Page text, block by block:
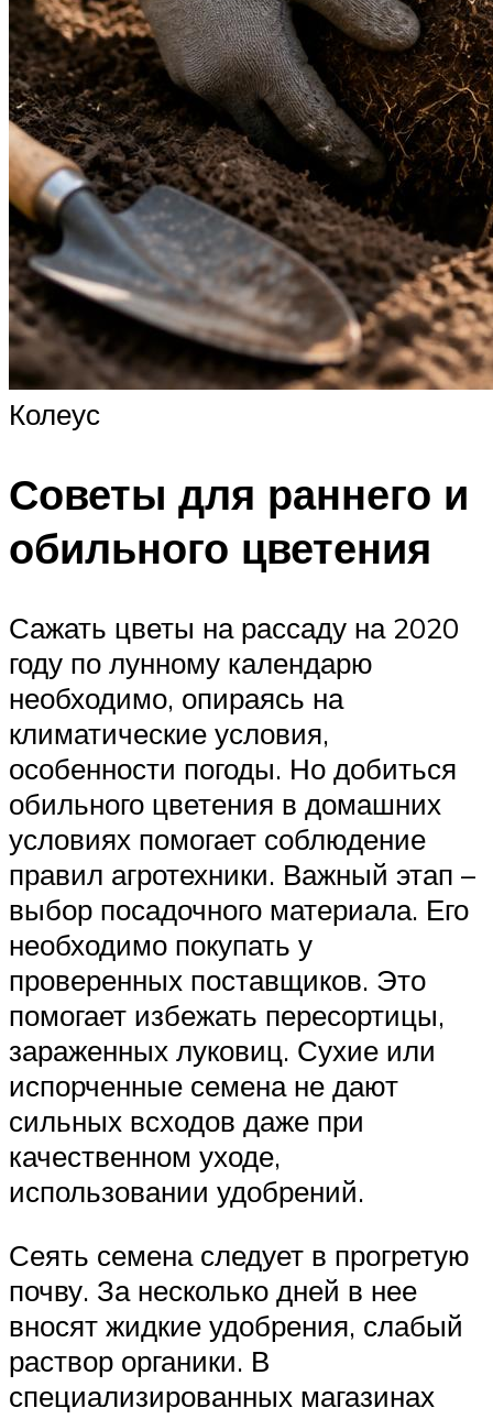
Колеус
Советы для раннего и
обильного цветения
Сажать цветы на рассаду на 2020
году по лунному календарю
необходимо, опираясь на
климатические условия,
особенности погоды. Но добиться
обильного цветения в домашних
условиях помогает соблюдение
правил агротехники. Важный этап –
выбор посадочного материала. Его
необходимо покупать у
проверенных поставщиков. Это
помогает избежать пересортицы,
зараженных луковиц. Сухие или
испорченные семена не дают
сильных всходов даже при
качественном уходе,
использовании удобрений.
Сеять семена следует в прогретую
почву. За несколько дней в нее
вносят жидкие удобрения, слабый
раствор органики. В
специализированных магазинах